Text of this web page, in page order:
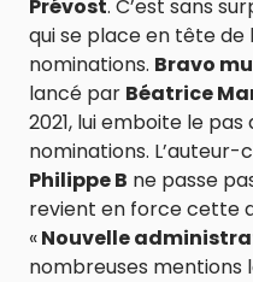
Prévost. C’est sans
qui se place en tête de
nominations. Bravo
lancé par Béatrice
2021, lui emboite le
nominations.
Philippe B ne passe
revient en force cette
«Nouvelle
nombreuses mentions